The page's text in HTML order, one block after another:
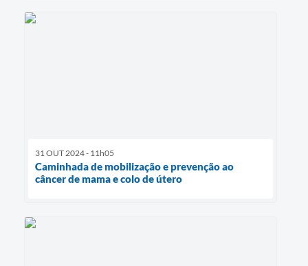
31 OUT 2024 - 11h05
Caminhada de mobilização e prevenção ao
câncer de mama e colo de útero